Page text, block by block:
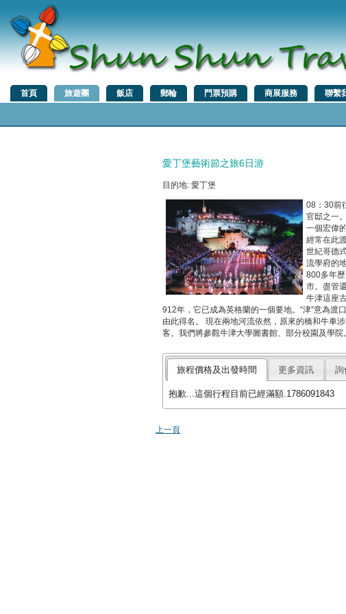
首頁 旅遊團 飯店 郵輪 門票預購 商展服務 聯繫
愛丁堡藝術節之旅6日游
目的地: 愛丁堡
08：30前
官邸之一
一個宏偉
經常在此
世紀哥德
流學府的
800多年
市。盡管
牛津這座
912年，它已成為英格蘭的一個要地。“津”意為
由此得名。 現在兩地河流依然，原來的橋和牛車
客。我們將參觀牛津大學圖書館、部分校園及學院。
旅程價格及出發時間 更多資訊 詢
抱歉...這個行程目前已經滿額.1786091843
上一頁